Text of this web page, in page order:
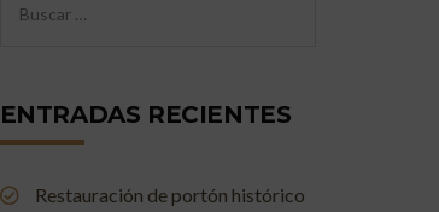
ENTRADAS RECIENTES
Restauración de portón histórico